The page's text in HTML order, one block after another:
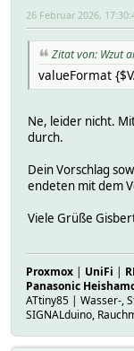
26 Februar 2026,
Zitat von: Wzut
valueFormat
Ne, leider nicht.
durch.
Dein Vorschlag
endeten mit dem
Viele Grüße
Proxmox | UniFi |
Panasonic
ATtiny85 | Wasser-,
SIGNALduino,